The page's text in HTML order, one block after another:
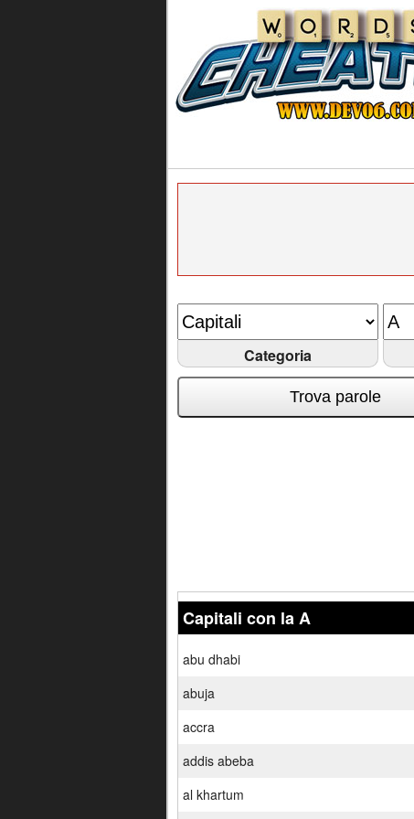
Categoria
Trova parole
Capitali con la A
abu dhabi
abuja
accra
addis abeba
al khartum